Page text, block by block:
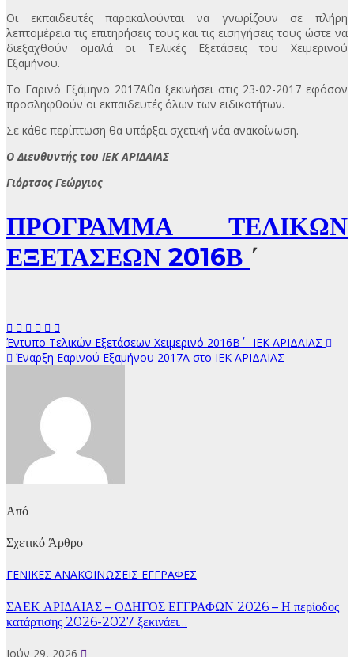
Οι εκπαιδευτές παρακαλούνται να γνωρίζουν σε πλήρη
λεπτομέρεια τις επιτηρήσεις τους και τις εισηγήσεις τους ώστε να
διεξαχθούν ομαλά οι Τελικές Εξετάσεις του Χειμερινού
Εξαμήνου.
Το Εαρινό Εξάμηνο 2017Α΄θα ξεκινήσει στις 23-02-2017 εφόσον
προσληφθούν οι εκπαιδευτές όλων των ειδικοτήτων.
Σε κάθε περίπτωση θα υπάρξει σχετική νέα ανακοίνωση.
Ο Διευθυντής του ΙΕΚ ΑΡΙΔΑΙΑΣ
Γιόρτσος Γεώργιος
ΠΡΟΓΡΑΜΜΑ ΤΕΛΙΚΩΝ
ΕΞΕΤΑΣΕΩΝ 2016Β ΄
Πλοήγηση
Έντυπο Τελικών Εξετάσεων Χειμερινό 2016Β΄ – ΙΕΚ ΑΡΙΔΑΙΑΣ
Έναρξη Εαρινού Εξαμήνου 2017Α στο ΙΕΚ ΑΡΙΔΑΙΑΣ
Από
Σχετικό Άρθρο
ΓΕΝΙΚΕΣ ΑΝΑΚΟΙΝΩΣΕΙΣ ΕΓΓΡΑΦΕΣ
ΣΑΕΚ ΑΡΙΔΑΙΑΣ – ΟΔΗΓΟΣ ΕΓΓΡΑΦΩΝ 2026 – Η περίοδος
κατάρτισης 2026-2027 ξεκινάει…
Ιούν 29, 2026